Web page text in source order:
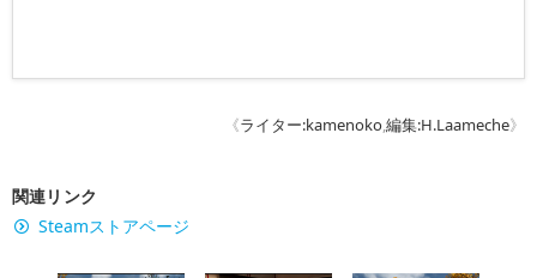
《ライター:kamenoko,編集:H.Laameche》
関連リンク
Steamストアページ